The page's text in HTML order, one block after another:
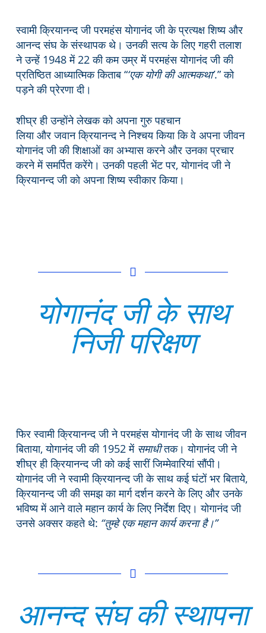
स्वामी क्रियानन्द जी परमहंस योगानंद जी के प्रत्यक्ष शिष्य और
आनन्द संघ के संस्थापक थे। उनकी सत्य के लिए गहरी तलाश
ने उन्हें 1948 में 22 की कम उम्र में परमहंस योगानंद जी की
प्रतिष्ठित आध्यात्मिक किताब “‘एक योगी की आत्मकथा’.” को
पड़ने की प्रेरणा दी।
शीघ्र ही उन्होंने लेखक को अपना गुरु पहचान
लिया और जवान क्रियानन्द ने निश्चय किया कि वे अपना जीवन
योगानंद जी की शिक्षाओं का अभ्यास करने और उनका प्रचार
करने में समर्पित करेंगे। उनकी पहली भेंट पर, योगानंद जी ने
क्रियानन्द जी को अपना शिष्य स्वीकार किया।
योगानंद जी के साथ
निजी परिक्षण
फिर स्वामी क्रियानन्द जी ने परमहंस योगानंद जी के साथ जीवन
बिताया, योगानंद जी की 1952 में समाधीतक। योगानंद जी ने
शीघ्र ही क्रियानन्द जी को कई सारीं जिम्मेवारियां सौंपी।
योगानंद जी ने स्वामी क्रियानन्द जी के साथ कई घंटों भर बिताये,
क्रियानन्द जी की समझ का मार्ग दर्शन करने के लिए और उनके
भविष्य में आने वाले महान कार्य के लिए निर्देश दिए। योगानंद जी
उनसे अक्सर कहते थे: “तुम्हे एक महान कार्य करना है।”
आनन्द संघ की स्थापना